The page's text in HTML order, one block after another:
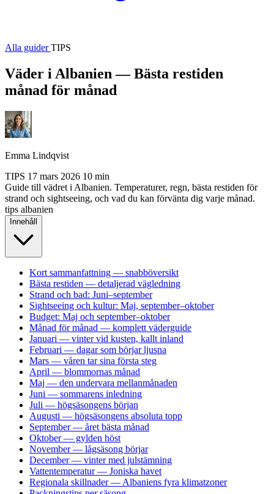
Alla guiderTIPS
Väder i Albanien — Bästa restiden
månad för månad
Emma Lindqvist
TIPS 17 mars 2026 10 min
Guide till vädret i Albanien. Temperaturer, regn, bästa restiden för
strand och sightseeing, och vad du kan förvänta dig varje månad.
tips albanien
Innehåll
Kort sammanfattning — snabböversikt
Bästa restiden — detaljerad vägledning
Strand och bad: Juni–september
Sightseeing och kultur: Maj, september–oktober
Budget: Maj och september–oktober
Månad för månad — komplett väderguide
Januari — vinter vid kusten, kallt inland
Februari — dagar som börjar ljusna
Mars — våren tar sina första steg
April — blommornas månad
Maj — den undervara mellanmånaden
Juni — sommarens inledning
Juli — högsäsongens början
Augusti — högsäsongens absoluta topp
September — året bästa månad
Oktober — gylden höst
November — lågsäsong börjar
December — vinter med julstämning
Vattentemperatur — Joniska havet
Regionala skillnader — Albaniens fyra klimatzoner